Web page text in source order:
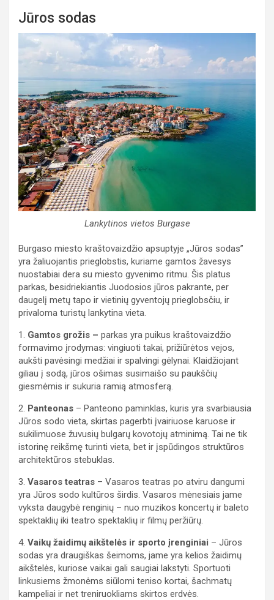
Jūros sodas
Lankytinos vietos Burgase
Burgaso miesto kraštovaizdžio apsuptyje „Jūros sodas”
yra žaliuojantis prieglobstis, kuriame gamtos žavesys
nuostabiai dera su miesto gyvenimo ritmu. Šis platus
parkas, besidriekiantis Juodosios jūros pakrante, per
daugelį metų tapo ir vietinių gyventojų prieglobsčiu, ir
privaloma turistų lankytina vieta.
1. Gamtos grožis – parkas yra puikus kraštovaizdžio
formavimo įrodymas: vingiuoti takai, prižiūrėtos vejos,
aukšti pavėsingi medžiai ir spalvingi gėlynai. Klaidžiojant
giliau į sodą, jūros ošimas susimaišo su paukščių
giesmėmis ir sukuria ramią atmosferą.
2. Panteonas – Panteono paminklas, kuris yra svarbiausia
Jūros sodo vieta, skirtas pagerbti įvairiuose karuose ir
sukilimuose žuvusių bulgarų kovotojų atminimą. Tai ne tik
istorinę reikšmę turinti vieta, bet ir įspūdingos struktūros
architektūros stebuklas.
3. Vasaros teatras – Vasaros teatras po atviru dangumi
yra Jūros sodo kultūros širdis. Vasaros mėnesiais jame
vyksta daugybė renginių – nuo muzikos koncertų ir baleto
spektaklių iki teatro spektaklių ir filmų peržiūrų.
4. Vaikų žaidimų aikštelės ir sporto įrenginiai – Jūros
sodas yra draugiškas šeimoms, jame yra kelios žaidimų
aikštelės, kuriose vaikai gali saugiai lakstyti. Sportuoti
linkusiems žmonėms siūlomi teniso kortai, šachmatų
kampeliai ir net treniruokliams skirtos erdvės.